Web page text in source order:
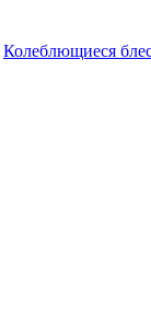
Колеблющиеся